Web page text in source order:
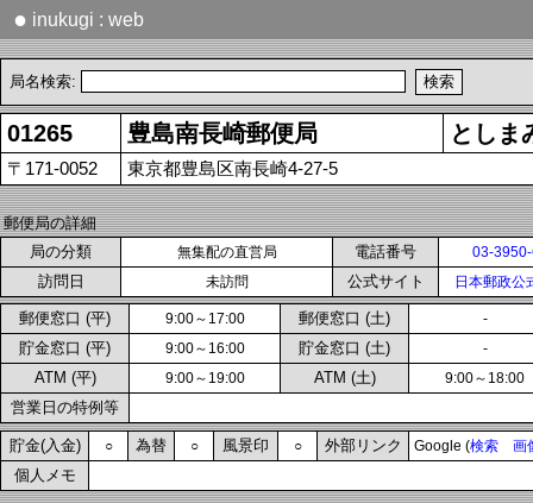
● inukugi : web
局名検索:
01265 豊島南長崎郵便局 としま
〒171-0052 東京都豊島区南長崎4-27-5
郵便局の詳細
局の分類
無集配の直営局 電話番号 03-
訪問日 未訪問 公式サイト 日本郵政公
郵便窓口 (平) 9:00～17:00 郵便窓口 (土) -
貯金窓口 (平) 9:00～16:00 貯金窓口 (土) -
ATM (平) 9:00～19:00 ATM (土) 9:00～18:00
営業日の特例等
貯金(入金) ○ 為替 ○ 風景印 ○ 外部リンク Google (検索 画
個人メモ